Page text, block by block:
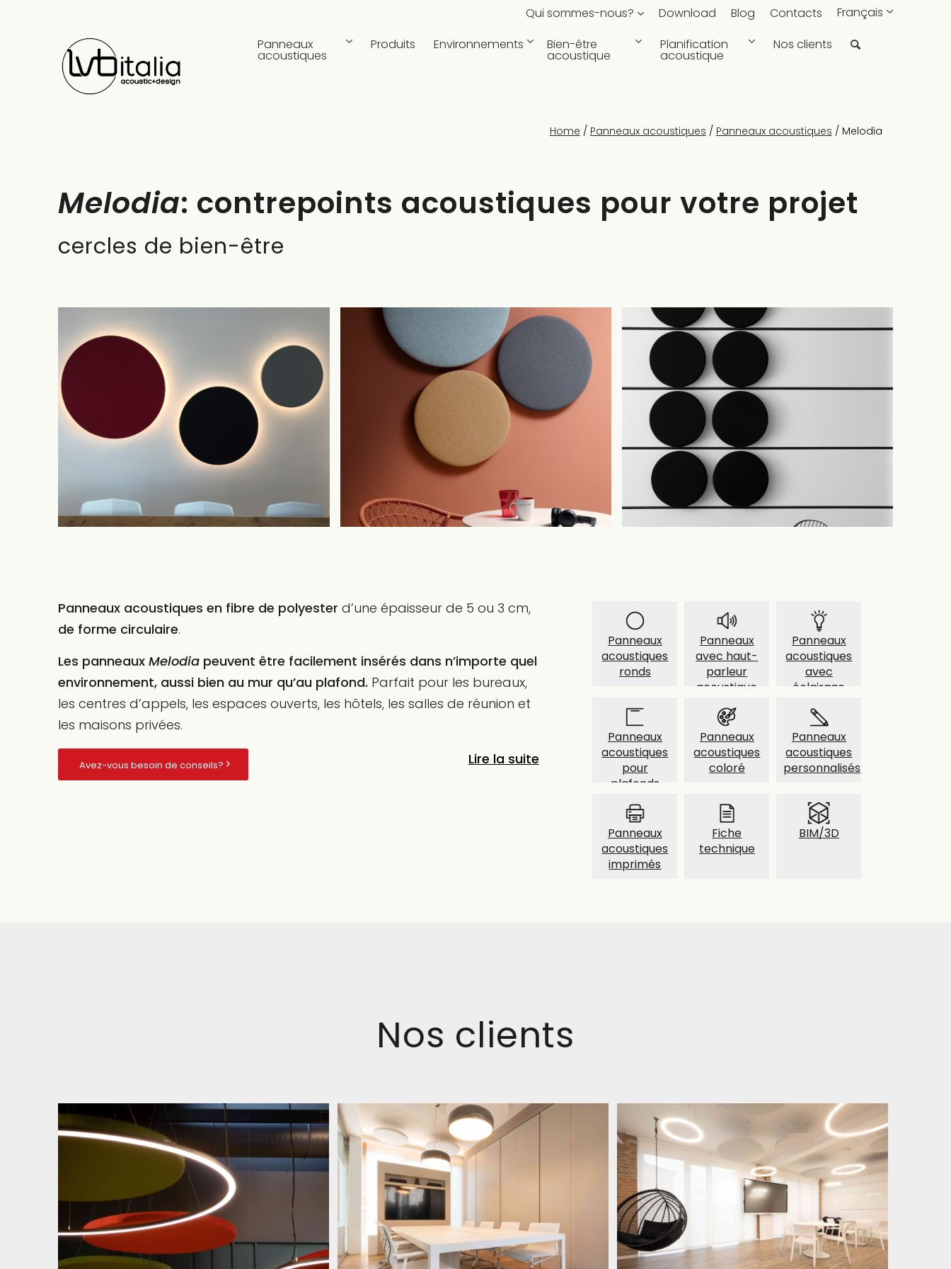
Qui sommes-nous? Download Blog Contacts
Français
Panneaux
acoustiques
Produits Environnements Bien-être
acoustique
Planification
acoustique
Nos clients
Home / Panneaux acoustiques / Panneaux acoustiques / Melodia
Melodia: contrepoints acoustiques pour votre projet
cercles de bien-être
Panneaux acoustiques en fibre de polyester d’une épaisseur de 5 ou 3 cm,
de forme circulaire.
Les panneauxMelodia peuvent être facilement insérés dans n’importe quel
environnement, aussi bien au mur qu’au plafond. Parfait pour les bureaux,
les centres d’appels, les espaces ouverts, les hôtels, les salles de réunion et
les maisons privées.
Lire la suite
Avez-vous besoin de conseils?
Panneaux
acoustiques
ronds
Panneaux
avec haut-
parleur
acoustique
Panneaux
acoustiques
avec
éclairage
Panneaux
acoustiques
pour
plafonds
Panneaux
acoustiques
coloré
Panneaux
acoustiques
personnalisés
Panneaux
acoustiques
imprimés
Fiche
technique
BIM/3D
Nos clients